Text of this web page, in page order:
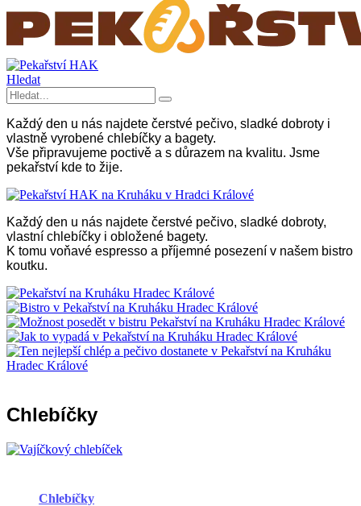
Hledat
Každý den u nás najdete čerstvé pečivo, sladké dobroty i
vlastně vyrobené chlebíčky a bagety.
Vše připravujeme poctivě a s důrazem na kvalitu. Jsme
pekařství kde to žije.
Každý den u nás najdete čerstvé pečivo, sladké dobroty,
vlastní chlebíčky i obložené bagety.
K tomu voňavé espresso a příjemné posezení v našem bistro
koutku.
Chlebíčky
Chlebíčky